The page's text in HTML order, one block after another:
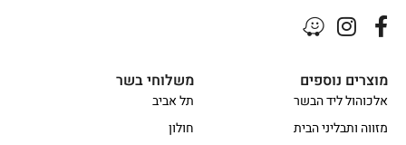
משלוחי בשר
תל אביב
חולון
מוצרים נוספים
אלכוהול ליד הבשר
מזווה ותבליני הבית